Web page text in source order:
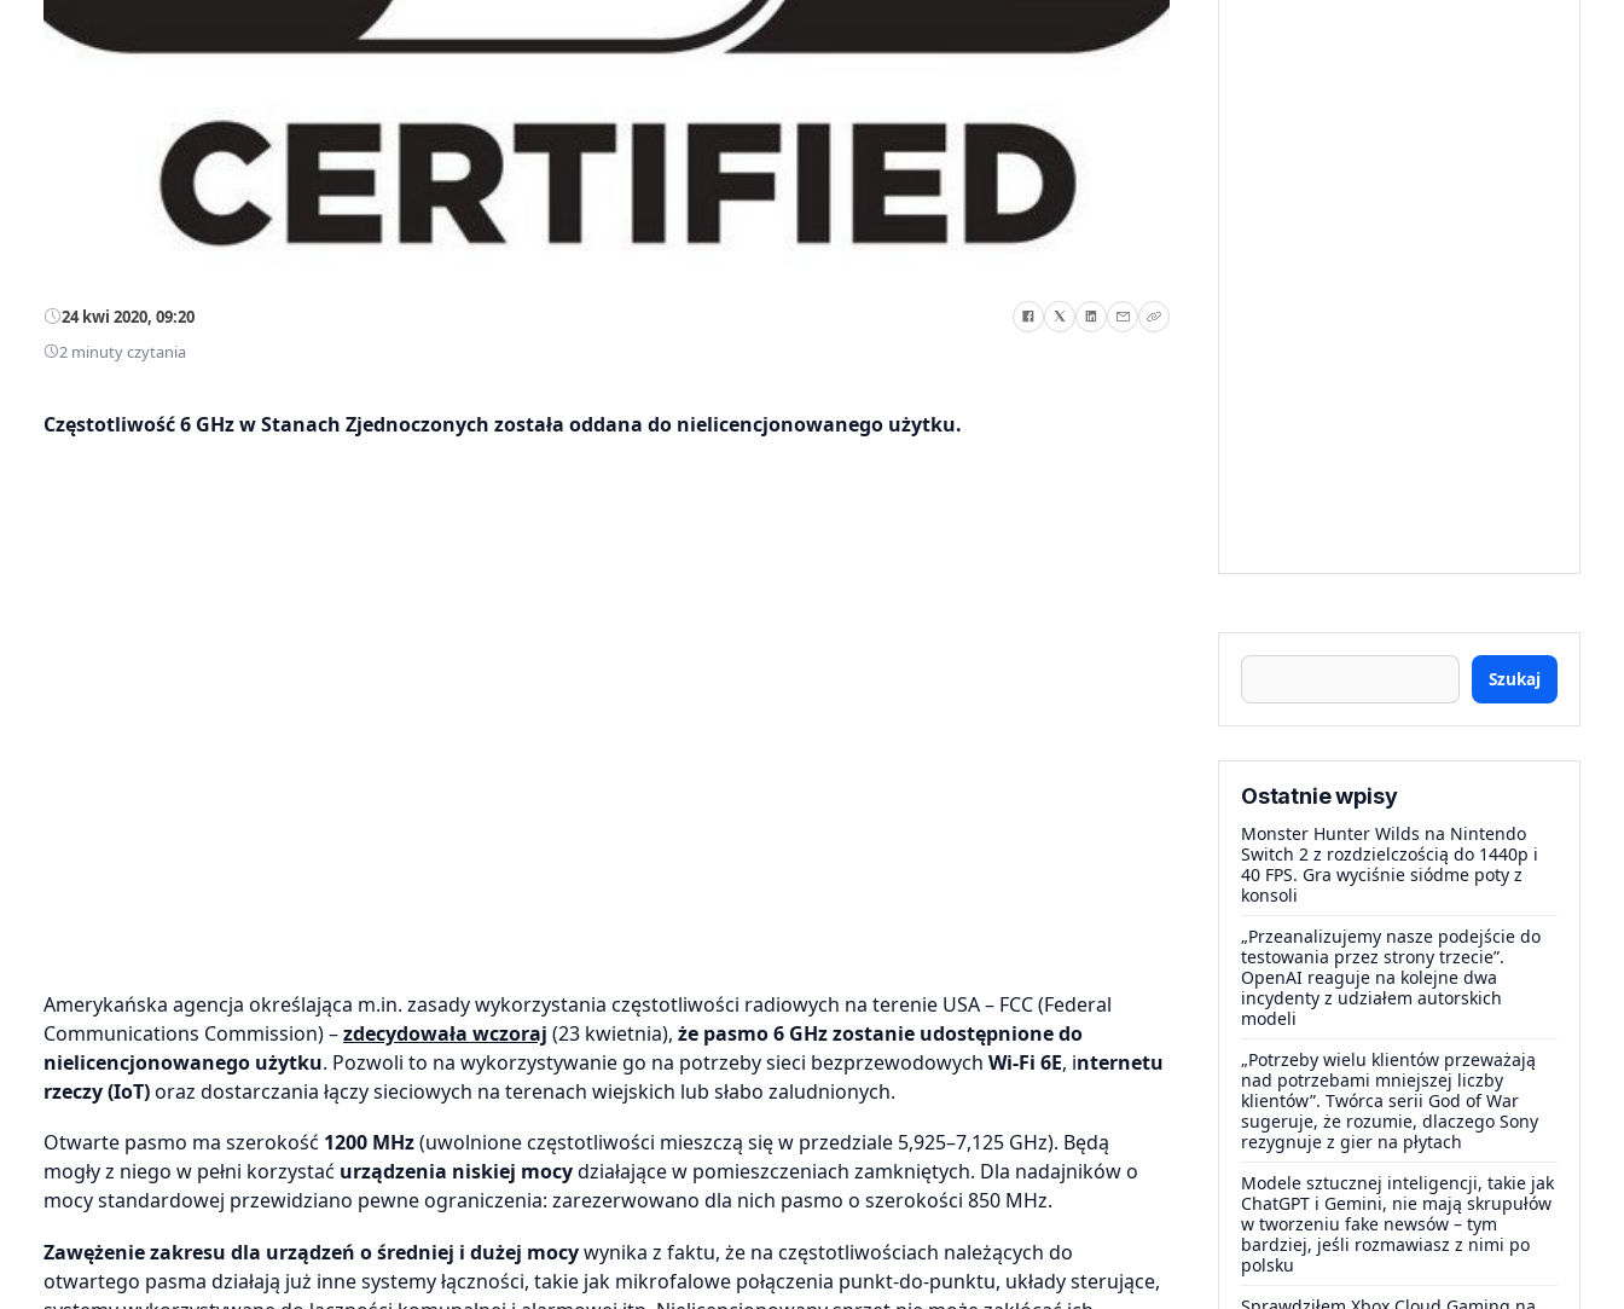
24 kwi 2020, 09:20
2 minuty czytania
Częstotliwość 6 GHz w Stanach Zjednoczonych została oddana do nielicencjonowanego użytku.
Amerykańska agencja określająca m.in. zasady wykorzystania częstotliwości radiowych na terenie USA – FCC (Federal
Communications Commission) –zdecydowała wczoraj (23 kwietnia), że pasmo 6 GHz zostanie udostępnione do
nielicencjonowanego użytku. Pozwoli to na wykorzystywanie go na potrzeby sieci bezprzewodowych Wi-Fi 6E, internetu
rzeczy (IoT)oraz dostarczania łączy sieciowych na terenach wiejskich lub słabo zaludnionych.
Otwarte pasmo ma szerokość 1200 MHz(uwolnione częstotliwości mieszczą się w przedziale 5,925–7,125 GHz). Będą
mogły z niego w pełni korzystać urządzenia niskiej mocydziałające w pomieszczeniach zamkniętych. Dla nadajników o
mocy standardowej przewidziano pewne ograniczenia: zarezerwowano dla nich pasmo o szerokości 850 MHz.
Zawężenie zakresu dla urządzeń o średniej i dużej mocywynika z faktu, że na częstotliwościach należących do
otwartego pasma działają już inne systemy łączności, takie jak mikrofalowe połączenia punkt-do-punktu, układy sterujące,
Szukaj
Ostatnie wpisy
Monster Hunter Wilds na Nintendo
Switch 2 z rozdzielczością do 1440p i
40 FPS. Gra wyciśnie siódme poty z
konsoli
„Przeanalizujemy nasze podejście do
testowania przez strony trzecie”.
OpenAI reaguje na kolejne dwa
incydenty z udziałem autorskich
modeli
„Potrzeby wielu klientów przeważają
nad potrzebami mniejszej liczby
klientów”. Twórca serii God of War
sugeruje, że rozumie, dlaczego Sony
rezygnuje z gier na płytach
Modele sztucznej inteligencji, takie jak
ChatGPT i Gemini, nie mają skrupułów
w tworzeniu fake newsów – tym
bardziej, jeśli rozmawiasz z nimi po
polsku